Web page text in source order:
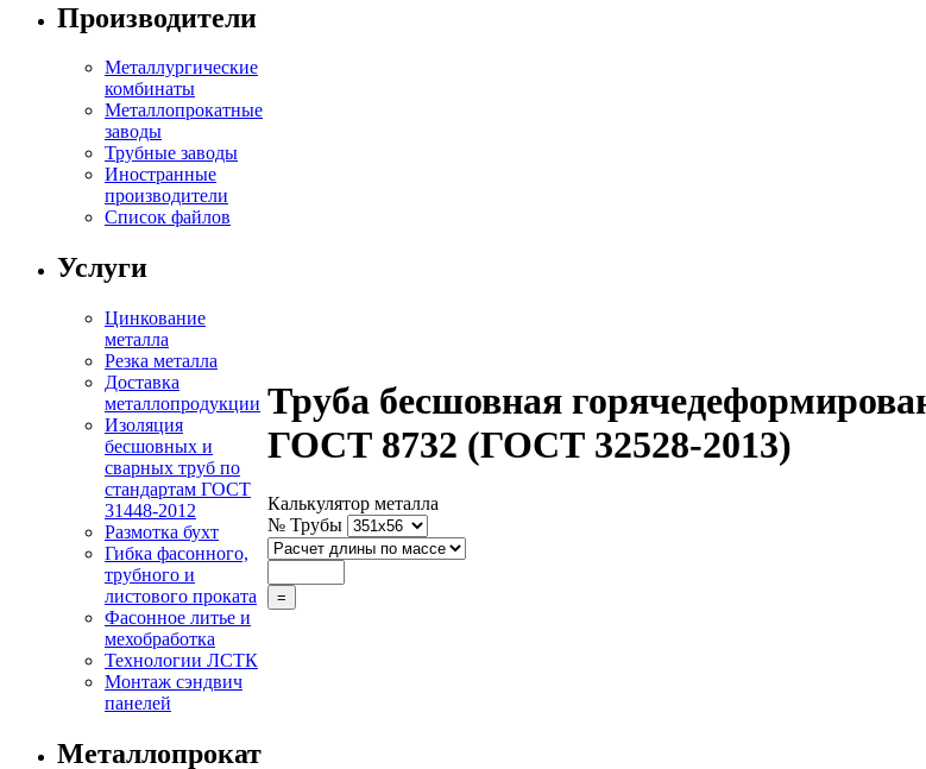
Производители
Металлургические
комбинаты
Металлопрокатные
заводы
Трубные заводы
Иностранные
производители
Список файлов
Услуги
Цинкование
металла
Резка металла
Доставка
металлопродукции
Изоляция
бесшовных и
сварных труб по
стандартам ГОСТ
31448-2012
Размотка бухт
Гибка фасонного,
трубного и
листового проката
Фасонное литье и
мехобработка
Технологии ЛСТК
Монтаж сэндвич
панелей
Металлопрокат
Труба бесшовная
ГОСТ 8732 (ГОСТ 32528-2013)
Калькулятор металла
№ Трубы